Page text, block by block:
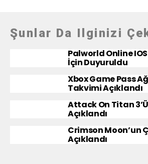
Şunlar Da Ilginizi
Palworld Online
İçin Duyuruldu
Xbox Game Pass
Takvimi Açıklandı
Attack On Titan
Açıklandı
Crimson Moon’un
Açıklandı